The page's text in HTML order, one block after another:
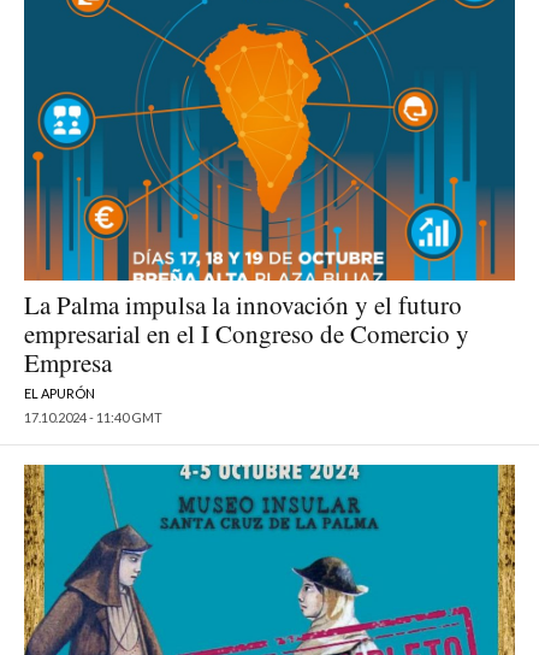
La Palma impulsa la innovación y el futuro
empresarial en el I Congreso de Comercio y
Empresa
EL APURÓN
17.10.2024 - 11:40 GMT